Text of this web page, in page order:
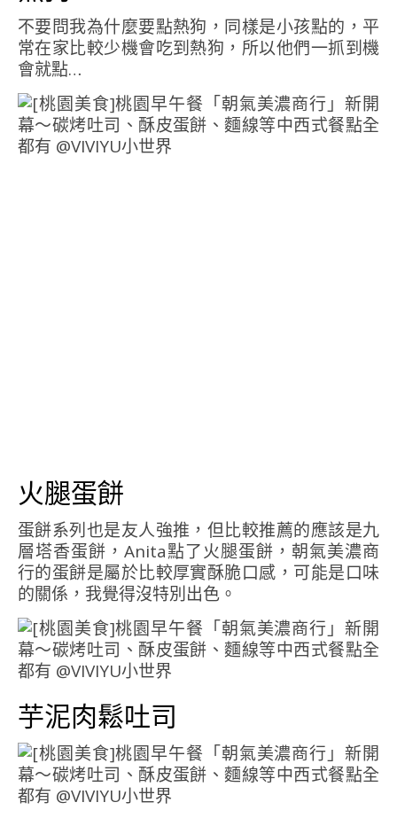
不要問我為什麼要點熱狗，同樣是小孩點的，平
常在家比較少機會吃到熱狗，所以他們一抓到機
會就點…
火腿蛋餅
蛋餅系列也是友人強推，但比較推薦的應該是九
層塔香蛋餅，Anita點了火腿蛋餅，朝氣美濃商
行的蛋餅是屬於比較厚實酥脆口感，可能是口味
的關係，我覺得沒特別出色。
芋泥肉鬆吐司